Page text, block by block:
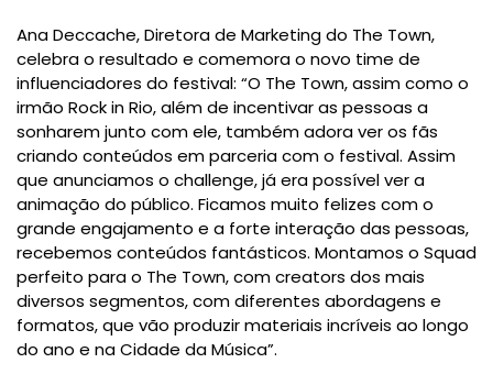
Ana Deccache, Diretora de Marketing do The Town,
celebra o resultado e comemora o novo time de
influenciadores do festival: “O The Town, assim como o
irmão Rock in Rio, além de incentivar as pessoas a
sonharem junto com ele, também adora ver os fãs
criando conteúdos em parceria com o festival. Assim
que anunciamos o challenge, já era possível ver a
animação do público. Ficamos muito felizes com o
grande engajamento e a forte interação das pessoas,
recebemos conteúdos fantásticos. Montamos o Squad
perfeito para o The Town, com creators dos mais
diversos segmentos, com diferentes abordagens e
formatos, que vão produzir materiais incríveis ao longo
do ano e na Cidade da Música”.